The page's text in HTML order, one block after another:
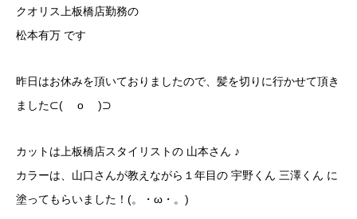
クオリス上板橋店勤務の
松本有万 です
昨日はお休みを頂いておりましたので、髪を切りに行かせて頂き
ました⊂( o )⊃
カットは上板橋店スタイリストの 山本さん ♪
カラーは、山口さんが教えながら１年目の 宇野くん 三澤くん に
塗ってもらいました！(。・ω・。)